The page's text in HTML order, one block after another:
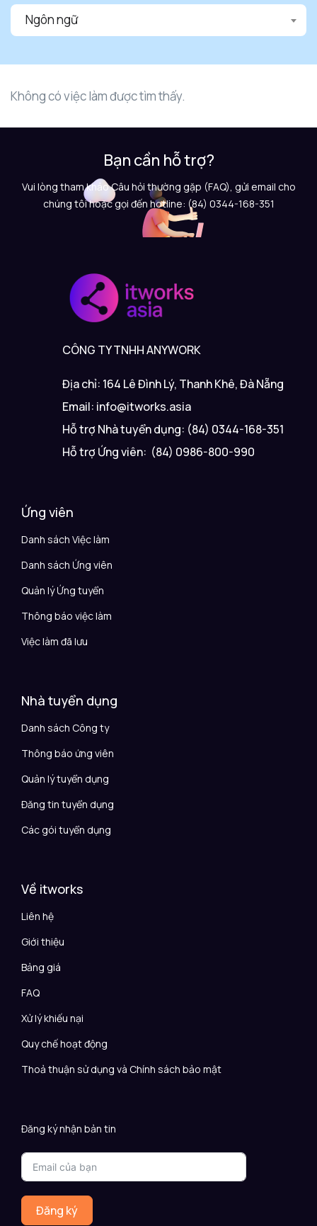
Ngôn ngữ
Không có việc làm được tìm thấy.
Bạn cần hỗ trợ?
Vui lòng tham khảo Câu hỏi thường gặp (FAQ), gửi email cho
chúng tôi hoặc gọi đến hotline: (84) 0344-168-351
CÔNG TY TNHH ANYWORK
Địa chỉ: 164 Lê Đình Lý, Thanh Khê, Đà Nẵng
Email: info@itworks.asia
Hỗ trợ Nhà tuyển dụng: (84) 0344-168-351
Hỗ trợ Ứng viên: (84) 0986-800-990
Ứng viên
Danh sách Việc làm
Danh sách Ứng viên
Quản lý Ứng tuyển
Thông báo việc làm
Việc làm đã lưu
Nhà tuyển dụng
Danh sách Công ty
Thông báo ứng viên
Quản lý tuyển dụng
Đăng tin tuyển dụng
Các gói tuyển dụng
Về itworks
Liên hệ
Giới thiệu
Bảng giá
FAQ
Xử lý khiếu nại
Quy chế hoạt động
Thoả thuận sử dụng và Chính sách bảo mật
Đăng ký nhận bản tin
Đăng ký